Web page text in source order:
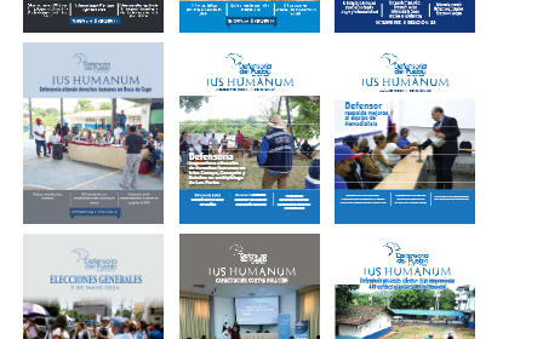
Boletín digital -
Diciembre
2024
Boletín Digital -
Noviembre
2024
Boletín -
Octubre 2024